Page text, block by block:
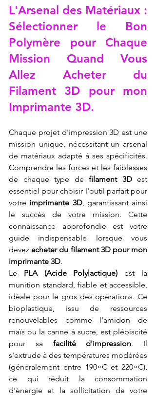
L'Arsenal des Matériaux :
Sélectionner le Bon
Polymère pour Chaque
Mission Quand Vous
Allez Acheter du
Filament 3D pour mon
Imprimante 3D.
Chaque projet d'impression 3D est une
mission unique, nécessitant un arsenal
de matériaux adapté à ses spécificités.
Comprendre les forces et les faiblesses
de chaque type de filament 3D est
essentiel pour choisir l'outil parfait pour
votre imprimante 3D, garantissant ainsi
le succès de votre mission. Cette
connaissance approfondie est votre
guide indispensable lorsque vous
devez acheter du filament 3D pour mon
imprimante 3D.
Le PLA (Acide Polylactique) est la
munition standard, fiable et accessible,
idéale pour le gros des opérations. Ce
bioplastique, issu de ressources
renouvelables comme l'amidon de
maïs ou la canne à sucre, est plébiscité
pour sa facilité d'impression. Il
s'extrude à des températures modérées
(généralement entre 190∘C et 220∘C),
ce qui réduit la consommation
d'énergie et la sollicitation de votre